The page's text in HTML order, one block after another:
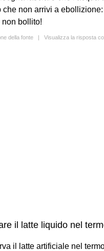
che non arrivi a
bollito!
della fonte | Visualizza la risposta
il latte liquido nel
il latte artificiale nel